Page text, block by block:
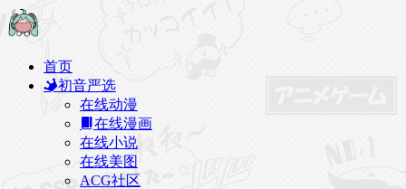
首页
初音严选
在线动漫
在线漫画
在线小说
在线美图
ACG社区